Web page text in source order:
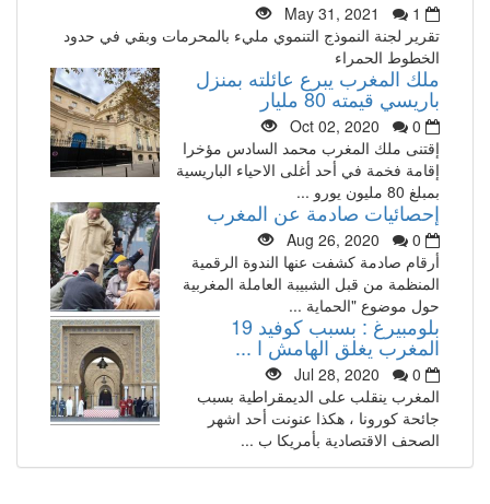
May 31, 2021
1
تقرير لجنة النموذج التنموي مليء بالمحرمات وبقي في حدود
الخطوط الحمراء
ملك المغرب يبرع عائلته بمنزل
باريسي قيمته 80 مليار
Oct 02, 2020
0
إقتنى ملك المغرب محمد السادس مؤخرا
إقامة فخمة في أحد أغلى الاحياء الباريسية
بمبلغ 80 مليون يورو ...
إحصائيات صادمة عن المغرب
Aug 26, 2020
0
أرقام صادمة كشفت عنها الندوة الرقمية
المنظمة من قبل الشبيبة العاملة المغربية
حول موضوع "الحماية ...
بلومبيرغ : بسبب كوفيد 19
المغرب يغلق الهامش ا ...
Jul 28, 2020
0
المغرب ينقلب على الديمقراطية بسبب
جائحة كورونا ، هكذا عنونت أحد اشهر
الصحف الاقتصادية بأمريكا ب ...